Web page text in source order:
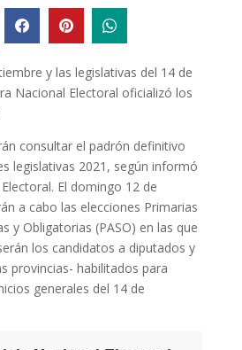
y las legislativas del 14 de
Nacional Electoral oficializó los
consultar el padrón definitivo
legislativas 2021, según informó
El domingo 12 de
a cabo las elecciones Primarias
y Obligatorias (PASO) en las que
los candidatos a diputados y
provincias- habilitados para
generales del 14 de